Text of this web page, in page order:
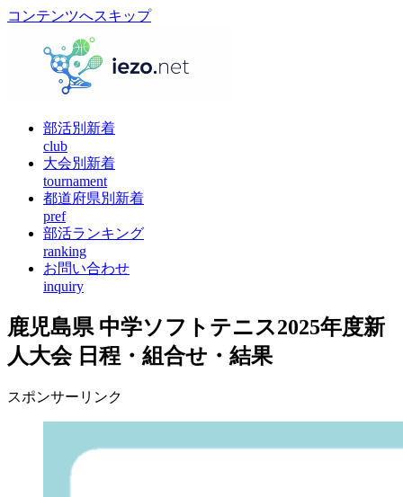
コンテンツへスキップ
部活別新着
club
大会別新着
tournament
都道府県別新着
pref
部活ランキング
ranking
お問い合わせ
inquiry
鹿児島県 中学ソフトテニス2025年度新
人大会 日程・組合せ・結果
スポンサーリンク